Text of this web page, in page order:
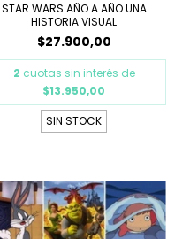
STAR WARS AÑO A AÑO UNA
HISTORIA VISUAL
$27.900,00
2 cuotas sin interés de
$13.950,00
SIN STOCK